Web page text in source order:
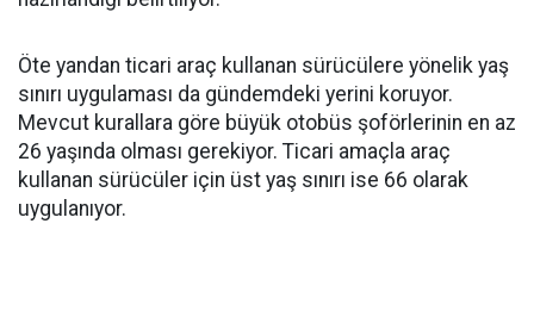
Öte yandan ticari araç kullanan sürücülere yönelik yaş
sınırı uygulaması da gündemdeki yerini koruyor.
Mevcut kurallara göre büyük otobüs şoförlerinin en az
26 yaşında olması gerekiyor. Ticari amaçla araç
kullanan sürücüler için üst yaş sınırı ise 66 olarak
uygulanıyor.